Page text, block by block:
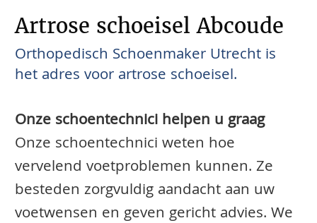
Artrose schoeisel Abcoude
Orthopedisch Schoenmaker Utrecht is
het adres voor artrose schoeisel.
Onze schoentechnici helpen u graag
Onze schoentechnici weten hoe
vervelend voetproblemen kunnen. Ze
besteden zorgvuldig aandacht aan uw
voetwensen en geven gericht advies. We